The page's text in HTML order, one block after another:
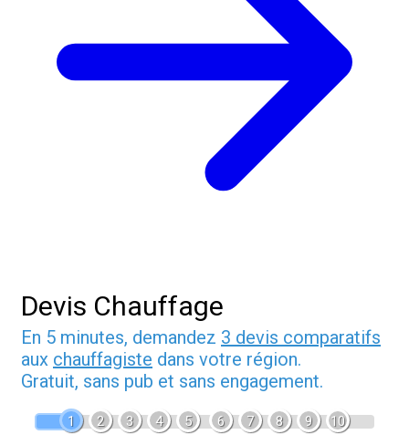
Devis Chauffage
En 5 minutes, demandez 3 devis comparatifs
aux chauffagiste dans votre région.
Gratuit, sans pub et sans engagement.
1 2 3 4 5 6 7 8 9 10